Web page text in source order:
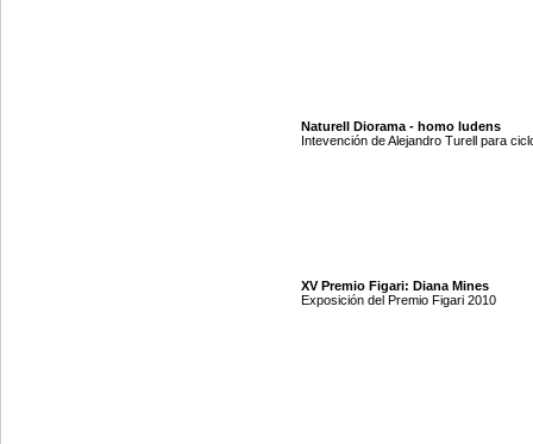
Naturell Diorama - homo ludens
Intevención de Alejandro Turell para
XV Premio Figari: Diana Mines
Exposición del Premio Figari 2010